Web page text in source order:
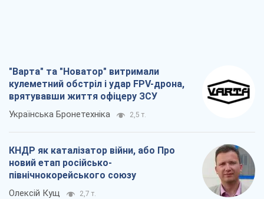
"Варта" та "Новатор" витримали
кулеметний обстріл і удар FPV-дрона,
врятувавши життя офіцеру ЗСУ
Українська Бронетехніка 2,5 т.
КНДР як каталізатор війни, або Про
новий етап російсько-
північнокорейського союзу
Олексій Кущ 2,7 т.